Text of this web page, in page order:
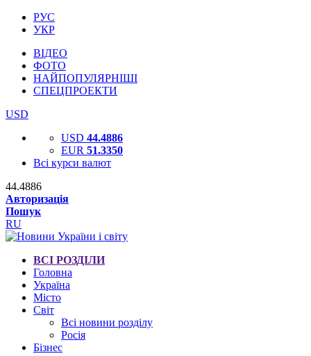
РУС
УКР
ВІДЕО
ФОТО
НАЙПОПУЛЯРНІШІ
СПЕЦПРОЕКТИ
USD
USD 44.4886
EUR 51.3350
Всі курси валют
44.4886
Авторизація
Пошук
RU
ВСІ РОЗДІЛИ
Головна
Україна
Місто
Світ
Всі новини розділу
Росія
Бізнес